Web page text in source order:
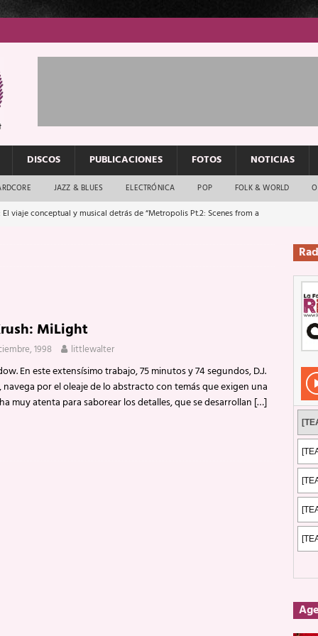
DISCOS PUBLICACIONES FOTOS NOTICIAS
JAZZ & BLUES ELECTRÓNICA POP FOLK & WORLD
El viaje conceptual y musical detrás de “Metropolis Pt.2: Scenes from a
El rock urbano sigue en buenas manos
que van a escucharte te saludan
Rockeros certificados
2 de mayo de 2026 en Fuengirola
Su ‘aullido’ retumbó ferozmente en Fuengirola.
REPORTAJES
La historia de Nintendo Vol. 2 PUBLICACIONES
MiLight
1998 littlewalter
En este extensísimo trabajo, 75 minutos y 74 segundos, D.J.
navega por el oleaje de lo abstracto con temás que exigen una
muy atenta para saborear los detalles, que se desarrollan […]